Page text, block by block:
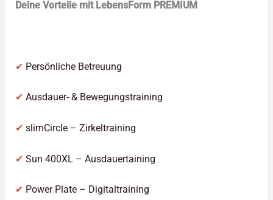
Deine Vorteile mit LebensForm PREMIUM
✔ Persönliche Betreuung
✔ Ausdauer- & Bewegungstraining
✔ slimCircle – Zirkeltraining
✔ Sun 400XL – Ausdauertaining
✔ Power Plate – Digitaltraining